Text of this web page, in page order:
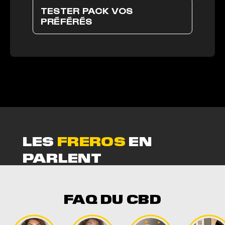
TESTER PACK VOS
PRÉFÉRÉS
LES FREROS EN
PARLENT
FAQ DU CBD